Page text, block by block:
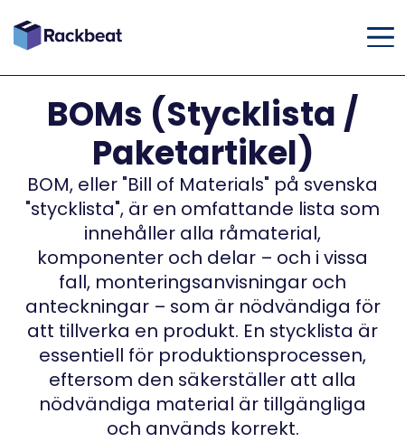
BOMs (Stycklista /
Paketartikel)
BOM, eller "Bill of Materials" på svenska
"stycklista", är en omfattande lista som
innehåller alla råmaterial,
komponenter och delar – och i vissa
fall, monteringsanvisningar och
anteckningar – som är nödvändiga för
att tillverka en produkt. En stycklista är
essentiell för produktionsprocessen,
eftersom den säkerställer att alla
nödvändiga material är tillgängliga
och används korrekt.